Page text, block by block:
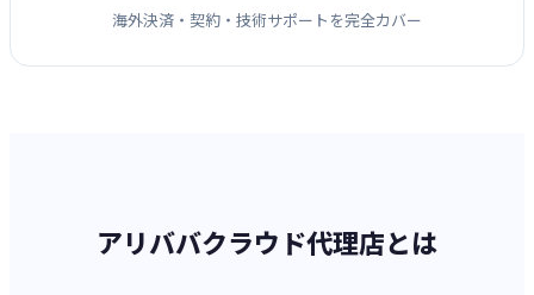
海外決済・契約・技術サポートを完全カバー
アリババクラウド代理店とは